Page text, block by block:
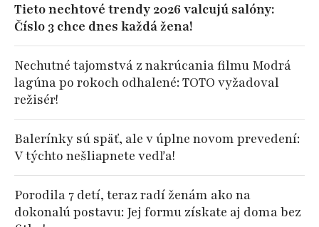
Tieto nechtové trendy 2026 valcujú salóny:
Číslo 3 chce dnes každá žena!
Nechutné tajomstvá z nakrúcania filmu Modrá
lagúna po rokoch odhalené: TOTO vyžadoval
režisér!
Balerínky sú späť, ale v úplne novom prevedení:
V týchto nešliapnete vedľa!
Porodila 7 detí, teraz radí ženám ako na
dokonalú postavu: Jej formu získate aj doma bez